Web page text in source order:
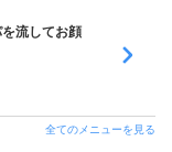
流してお顔
全てのメニューを見る